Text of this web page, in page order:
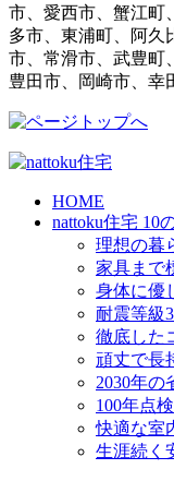
市、愛西市、蟹江町
多市、東浦町、阿久
市、常滑市、武豊町
豊田市、岡崎市、幸
HOME
nattoku住宅 10
理想の暮
家具まで
身体に優
耐震等級
徹底した
頑丈で長
2030年の
100年点
快適な室
生涯続く